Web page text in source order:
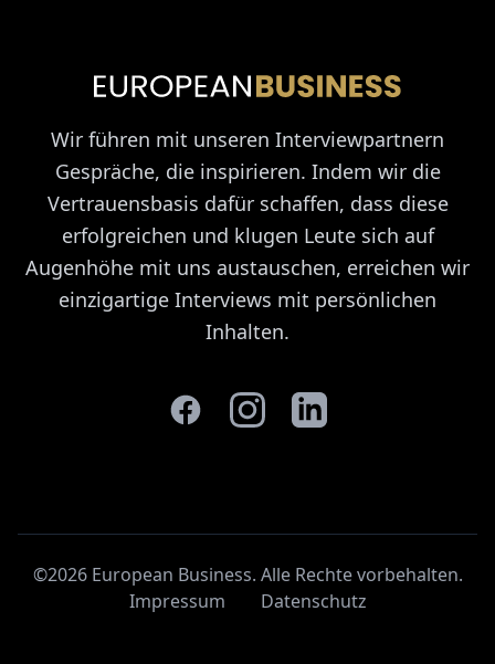
Wir führen mit unseren Interviewpartnern
Gespräche, die inspirieren. Indem wir die
Vertrauensbasis dafür schaffen, dass diese
erfolgreichen und klugen Leute sich auf
Augenhöhe mit uns austauschen, erreichen wir
einzigartige Interviews mit persönlichen
Inhalten.
©2026 European Business. Alle Rechte vorbehalten.
Impressum
Datenschutz